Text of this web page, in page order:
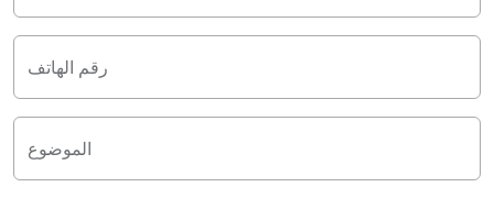
رقم الهاتف
الموضوع